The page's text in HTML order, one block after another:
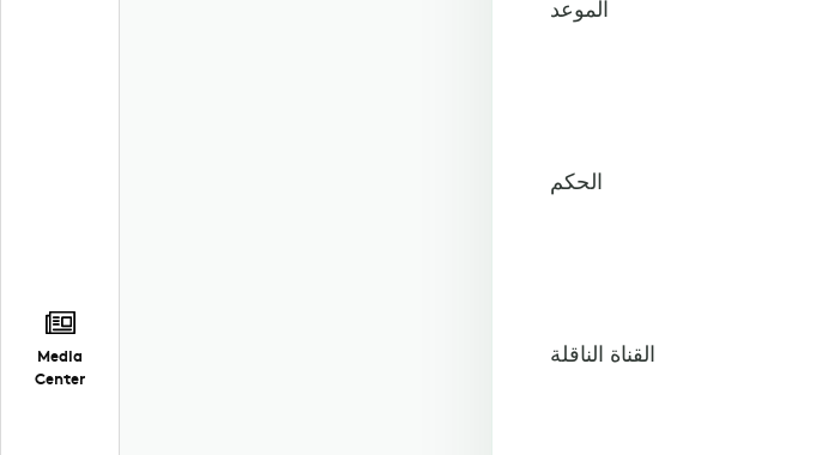
Media
Center
الموعد
الحكم
القناة الناقلة